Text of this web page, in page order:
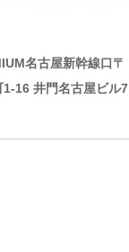
名古屋新幹線口〒
16 井門名古屋ビル7